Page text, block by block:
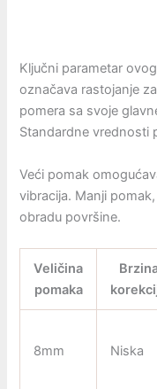
Ključni parametar
označava rastojanje
pomera sa svoje
Standardne vrednosti
Veći pomak
vibracija. Manji
obradu površine.
Veličina
pomaka
8mm Niska